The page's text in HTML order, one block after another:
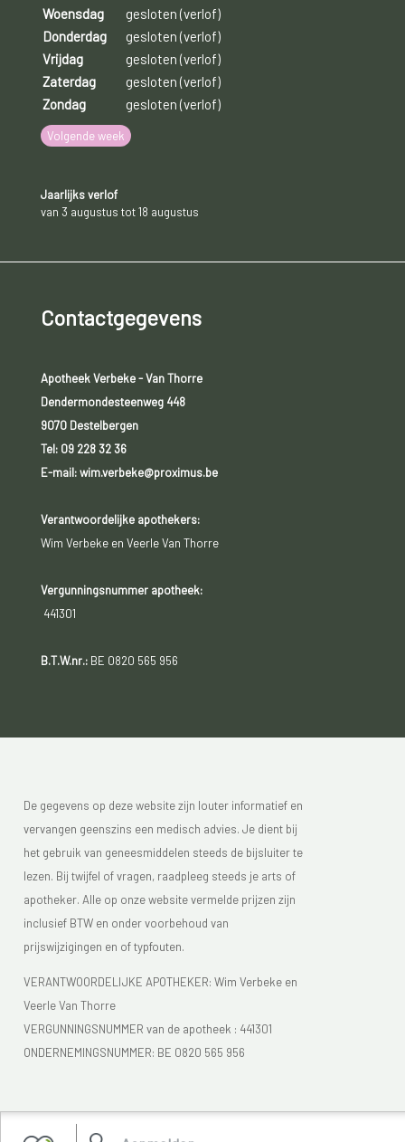
Woensdag
gesloten (verlof)
Donderdag
gesloten (verlof)
Vrijdag
gesloten (verlof)
Zaterdag
gesloten (verlof)
Zondag
gesloten (verlof)
Volgende week
Jaarlijks verlof
van 3 augustus tot 18 augustus
Contactgegevens
Apotheek Verbeke - Van Thorre
Dendermondesteenweg 448
9070 Destelbergen
Tel: 09 228 32 36
E-mail: wim.verbeke@proximus.be
Verantwoordelijke apothekers:
Wim Verbeke en Veerle Van Thorre
Vergunningsnummer apotheek:
441301
B.T.W.nr.:BE 0820 565 956
De gegevens op deze website zijn louter informatief en
vervangen geenszins een medisch advies. Je dient bij
het gebruik van geneesmiddelen steeds de bijsluiter te
lezen. Bij twijfel of vragen, raadpleeg steeds je arts of
apotheker. Alle op onze website vermelde prijzen zijn
inclusief BTW en onder voorbehoud van
prijswijzigingen en of typfouten.
VERANTWOORDELIJKE APOTHEKER: Wim Verbeke en
Veerle Van Thorre
VERGUNNINGSNUMMER van de apotheek : 441301
ONDERNEMINGSNUMMER: BE 0820 565 956
Je vindt Apotheek Verbeke - Van Thorre in de FAGG lijst